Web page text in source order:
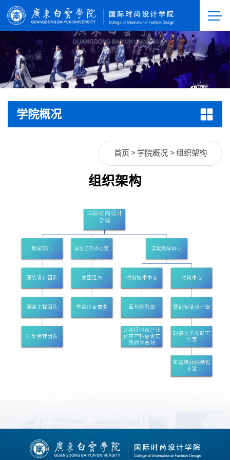
学院概况
首页 > 学院概况 > 组织架构
组织架构